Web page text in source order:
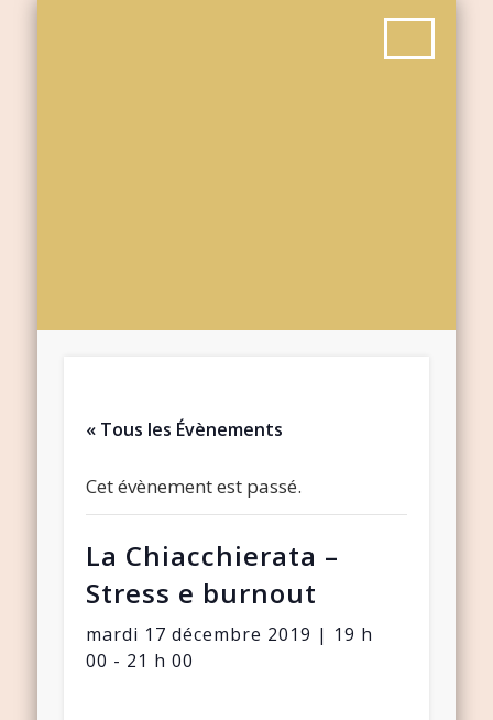
« Tous les Évènements
Cet évènement est passé.
La Chiacchierata –
Stress e burnout
mardi 17 décembre 2019 | 19 h
00 - 21 h 00